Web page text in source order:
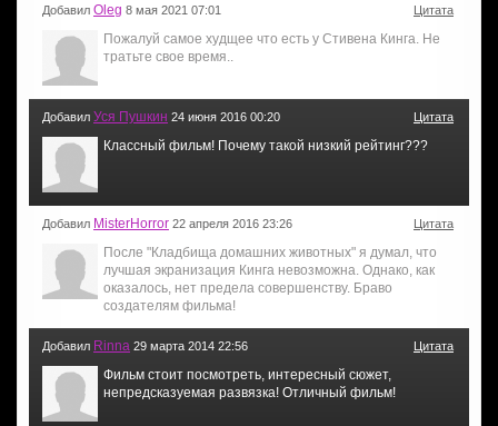
Добавил Oleg 8 мая 2021 07:01 Цитата
Пожалуй самое худщее что есть у Стивена Кинга. Не
тратьте свое время..
Добавил Уся Пушкин 24 июня 2016 00:20 Цитата
Классный фильм! Почему такой низкий рейтинг???
Добавил MisterHorror 22 апреля 2016 23:26 Цитата
После "Кладбища домашних животных" я думал, что
лучшая экранизация Кинга невозможна. Однако, как
оказалось, нет предела совершенству. Браво
создателям фильма!
Добавил Rinna 29 марта 2014 22:56 Цитата
Фильм стоит посмотреть, интересный сюжет,
непредсказуемая развязка! Отличный фильм!